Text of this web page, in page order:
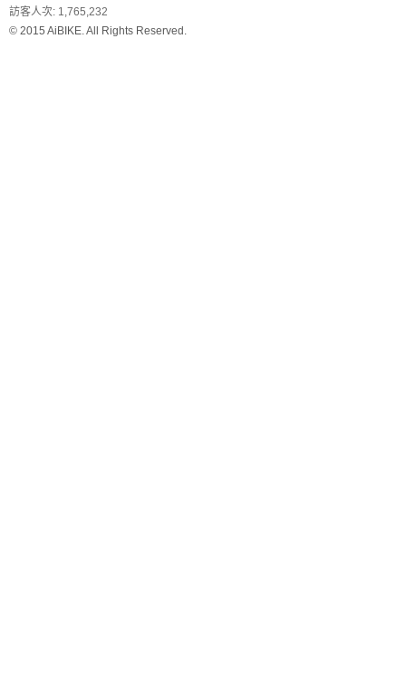
訪客人次: 1,765,232
© 2015 AiBIKE. All Rights Reserved.